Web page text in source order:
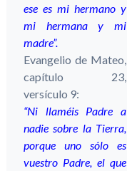
ese es mi hermano y
mi hermana y mi
madre”.
Evangelio de Mateo,
capítulo 23,
versículo 9:
“Ni llaméis Padre a
nadie sobre la Tierra,
porque uno sólo es
vuestro Padre, el que